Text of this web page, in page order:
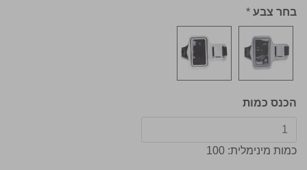
בחר צבע *
הכנס כמות
כמות מינימלית: 100